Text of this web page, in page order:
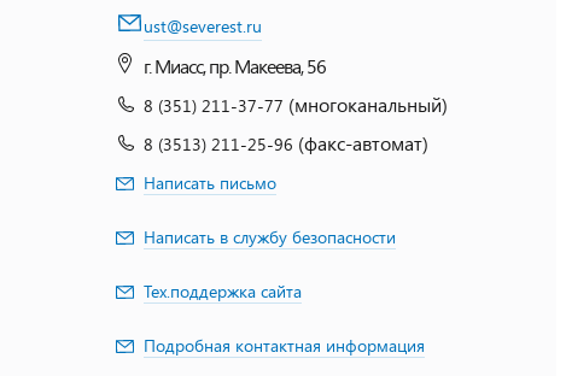
ust@severest.ru
г. Миасс, пр. Макеева, 56
8 (351) 211-37-77 (многоканальный)
8 (3513) 211-25-96 (факс-автомат)
Написать письмо
Написать в службу безопасности
Тех.поддержка сайта
Подробная контактная информация